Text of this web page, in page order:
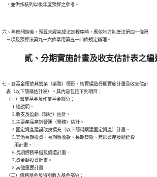
六、年度開始後，預算未經完成法定程序時，應依地方制度法第四十條第
貳、分期實施計畫及收支估計表之編
七、各基金應依其營業（業務）情形，核實編造分期實施計畫及收支估計
    表（以下簡稱估計表）。其內容包括下列項目：
    （一）營業基金及作業基金部分：
          1.總說明。
          2.收支及盈虧（餘絀）估計。
          3.主要產品產銷營運（業務）估計。
          4.固定資產建設改良擴充（以下簡稱購建固定資產）計畫。
          5.其他長期投資、長期應收款、長期貸款、無形資產及遞延費
            用計畫。
          6.長期債務舉借及償還計畫。
          7.資金轉投資計畫。
          8.其他重要計畫。
    （二）債務基金及特別收入基金部分：